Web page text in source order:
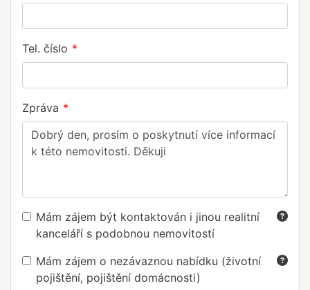
Tel. číslo
Zpráva
Mám zájem být kontaktován i jinou realitní
kanceláří s podobnou nemovitostí
Mám zájem o nezávaznou nabídku (životní
pojištění, pojištění domácnosti)